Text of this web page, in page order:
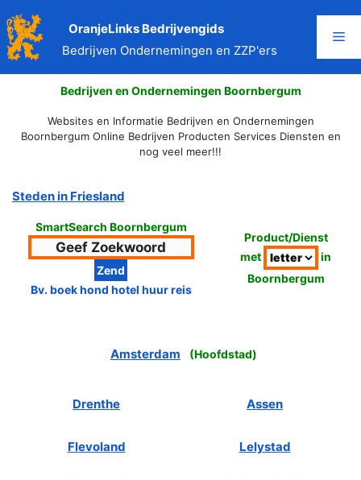
naar
de
inhoud
OranjeLinks Bedrijvengids
Bedrijven Ondernemingen en ZZP'ers
Bedrijven en Ondernemingen Boornbergum
Websites en Informatie Bedrijven en Ondernemingen
Boornbergum Online Bedrijven Producten Services Diensten en
nog veel meer!!!
Steden in Friesland
SmartSearch Boornbergum
Bv. boek hond hotel huur reis
Product/Dienst
met
in
Boornbergum
Amsterdam (Hoofdstad)
Drenthe Assen
Flevoland Lelystad